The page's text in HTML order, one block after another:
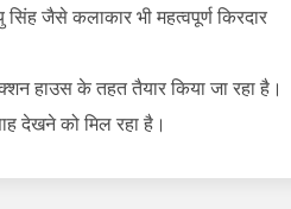
जैसे कलाकार भी महत्वपूर्ण किरदार
हाउस के तहत तैयार किया जा रहा है।
देखने को मिल रहा है।